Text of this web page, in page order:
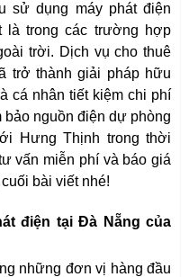
sử dụng máy phát điện
là trong các trường hợp
trời. Dịch vụ cho thuê
trở thành giải pháp hữu
cá nhân tiết kiệm chi phí
nguồn điện dự phòng
Hưng Thịnh trong thời
vấn miễn phí và báo giá
bài viết nhé!
điện tại Đà Nẵng của
những đơn vị hàng đầu